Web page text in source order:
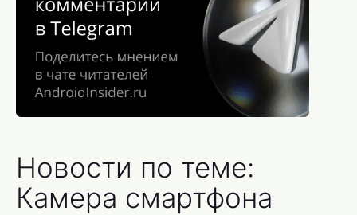
Новости по теме:
Камера смартфона